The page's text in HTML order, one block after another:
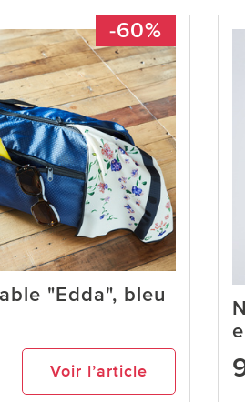
-60%
"Edda", bleu
Voir l’article